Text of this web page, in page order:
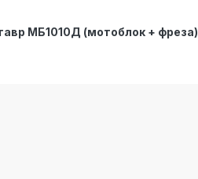
МБ1010Д (мотоблок + фреза)